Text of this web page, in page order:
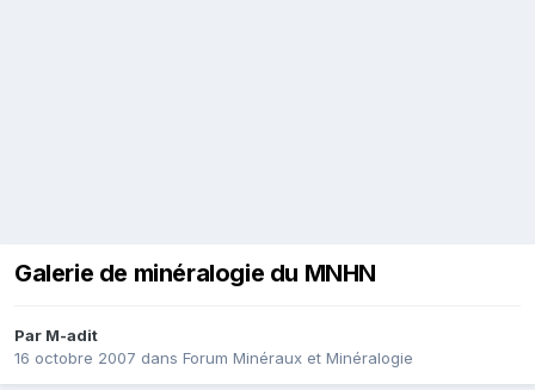
Galerie de minéralogie du MNHN
Par M-adit
16 octobre 2007 dans Forum Minéraux et Minéralogie